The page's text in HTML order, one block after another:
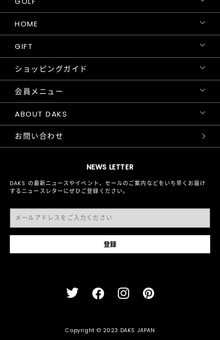
NEWS LETTER
DAKS の最新ニュースやイベント、セールのご案内などをいち早くお届け
するニュースレターにぜひご登録ください。
HOME
GIFT
ショッピングガイド
会員メニュー
ABOUT DAKS
お問い合わせ
Copyright © 2023 DAKS JAPAN